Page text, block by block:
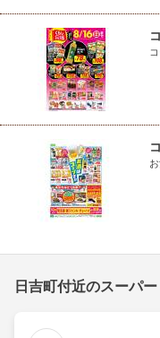
日吉町付近のスーパー